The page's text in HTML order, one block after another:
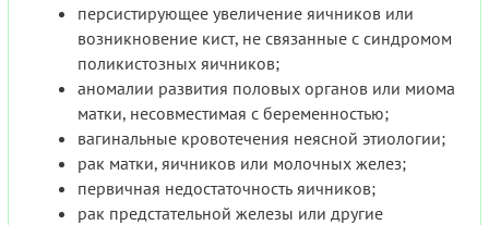
персистирующее увеличение яичников или
возникновение кист, не связанные с синдромом
поликистозных яичников;
аномалии развития половых органов или миома
матки, несовместимая с беременностью;
вагинальные кровотечения неясной этиологии;
рак матки, яичников или молочных желез;
первичная недостаточность яичников;
рак предстательной железы или другие